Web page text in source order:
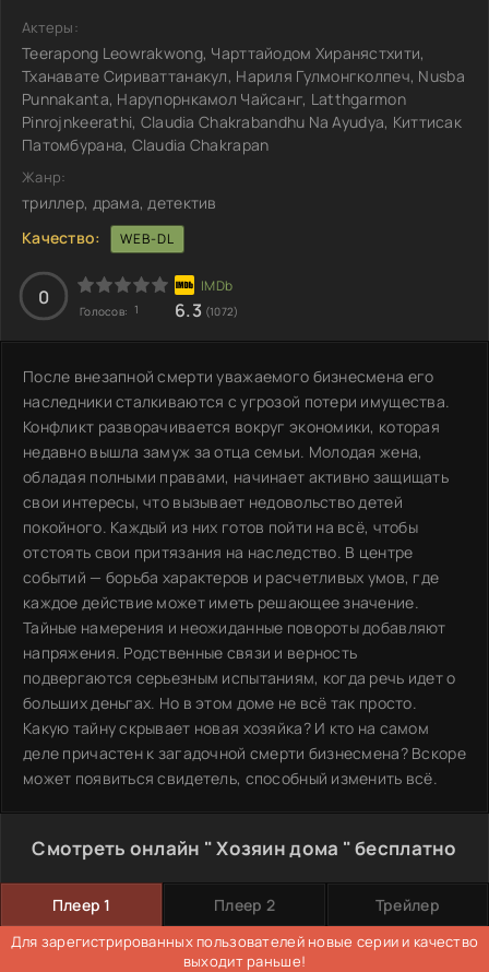
Актеры:
Teerapong Leowrakwong, Чарттайодом Хиранястхити,
Тханавате Сириваттанакул, Нариля Гулмонгколпеч, Nusba
Punnakanta, Нарупорнкамол Чайсанг, Latthgarmon
Pinrojnkeerathi, Claudia Chakrabandhu Na Ayudya, Киттисак
Патомбурана, Claudia Chakrapan
Жанр:
триллер, драма, детектив
Качество:
WEB-DL
0
Голосов: 1 6.3 (1072)
После внезапной смерти уважаемого бизнесмена его
наследники сталкиваются с угрозой потери имущества.
Конфликт разворачивается вокруг экономики, которая
недавно вышла замуж за отца семьи. Молодая жена,
обладая полными правами, начинает активно защищать
свои интересы, что вызывает недовольство детей
покойного. Каждый из них готов пойти на всё, чтобы
отстоять свои притязания на наследство. В центре
событий — борьба характеров и расчетливых умов, где
каждое действие может иметь решающее значение.
Тайные намерения и неожиданные повороты добавляют
напряжения. Родственные связи и верность
подвергаются серьезным испытаниям, когда речь идет о
больших деньгах. Но в этом доме не всё так просто.
Какую тайну скрывает новая хозяйка? И кто на самом
деле причастен к загадочной смерти бизнесмена? Вскоре
может появиться свидетель, способный изменить всё.
Смотреть онлайн " Хозяин дома " бесплатно
Плеер 1 Плеер 2 Трейлер
Для зарегистрированных пользователей новые серии и качество
выходит раньше!